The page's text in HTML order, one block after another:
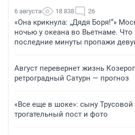
6 августа 18 838 26
«Она крикнула: „Дядя Боря!“»
ночью у океана во Вьетнаме.
последние минуты пропажи
Август перевернет жизнь
ретроградный Сатурн — прогноз
«Все еще в шоке»: сыну
трогательный пост и фото